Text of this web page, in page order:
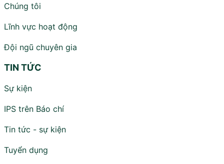
Chúng tôi
Lĩnh vực hoạt động
Đội ngũ chuyên gia
TIN TỨC
Sự kiện
IPS trên Báo chí
Tin tức - sự kiện
Tuyển dụng